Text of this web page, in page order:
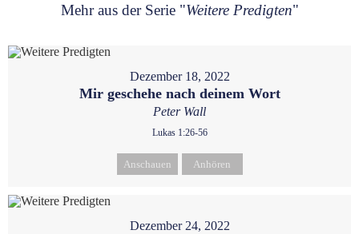
Mehr aus der Serie "Weitere Predigten"
Dezember 18, 2022
Mir geschehe nach deinem Wort
Peter Wall
Lukas 1:26-56
Anschauen Anhören
Dezember 24, 2022